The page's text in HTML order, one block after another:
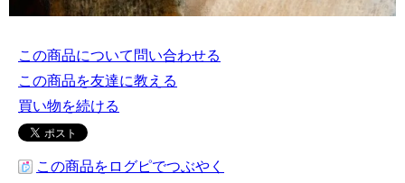
この商品について問い合わせる
この商品を友達に教える
買い物を続ける
この商品をログピでつぶやく